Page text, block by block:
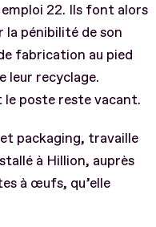
22. Ils font alors
pénibilité de son
fabrication au pied
leur recyclage.
le poste reste vacant.
packaging, travaille
à Hillion, auprès
à œufs, qu’elle